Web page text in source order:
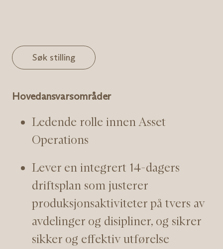
Søk stilling
Hovedansvarsområder
Ledende rolle innen Asset
Operations
Lever en integrert 14-dagers
driftsplan som justerer
produksjonsaktiviteter på tvers av
avdelinger og disipliner, og sikrer
sikker og effektiv utførelse